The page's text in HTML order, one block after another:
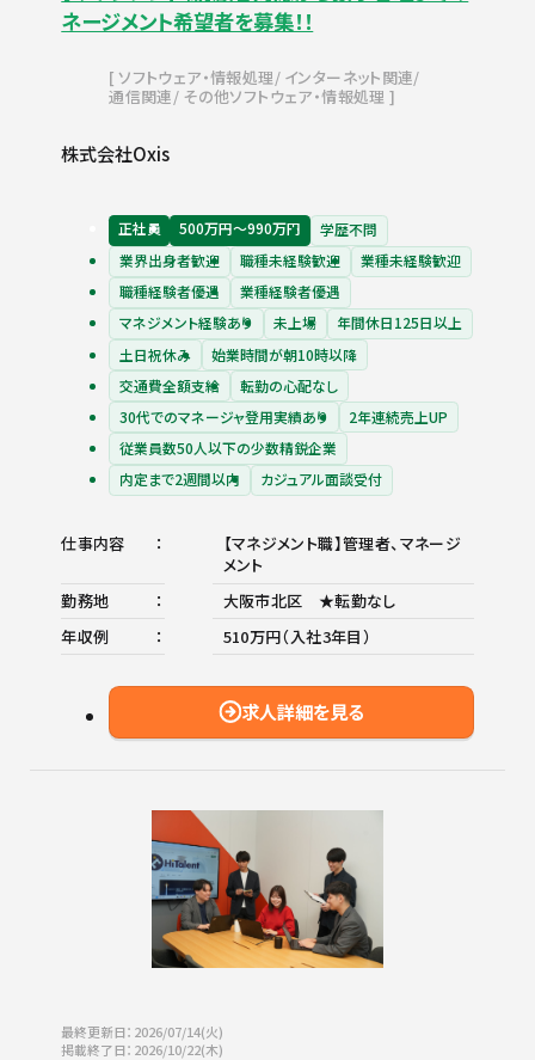
ネージメント希望者を募集！！
ソフトウェア・情報処理 インターネット関連
通信関連 その他ソフトウェア・情報処理
株式会社Oxis
正社員 500万円〜990万円
学歴不問
業界出身者歓迎
職種未経験歓迎
業種未経験歓迎
職種経験者優遇
業種経験者優遇
マネジメント経験あり
未上場
年間休日125日以上
土日祝休み
始業時間が朝10時以降
交通費全額支給
転勤の心配なし
30代でのマネージャ登用実績あり
2年連続売上UP
従業員数50人以下の少数精鋭企業
内定まで2週間以内
カジュアル面談受付
仕事内容
【マネジメント職】管理者、マネージ
メント
勤務地
大阪市北区 ★転勤なし
年収例
510万円（入社3年目）
求人詳細を見る
最終更新日：2026/07/14(火)
掲載終了日：2026/10/22(木)